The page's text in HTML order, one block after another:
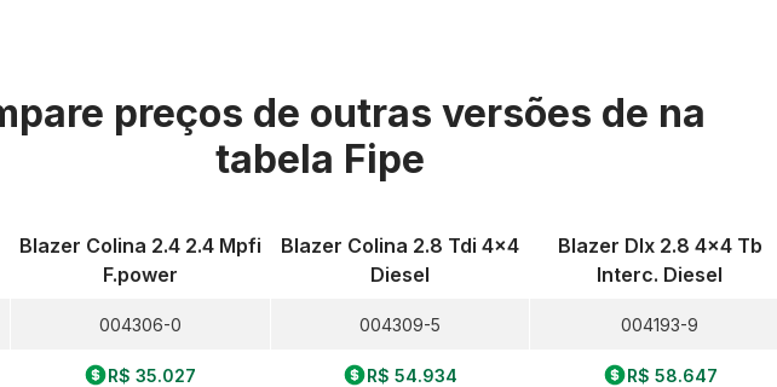
preços de outras versões de na
tabela Fipe
Blazer Colina 2.4 2.4 Mpfi
F.power
004306-0
R$ 35.027
Blazer Colina 2.8 Tdi 4x4
Diesel
004309-5
R$ 54.934
Blazer Dlx 2.8 4x4 Tb
Interc. Diesel
004193-9
R$ 58.647